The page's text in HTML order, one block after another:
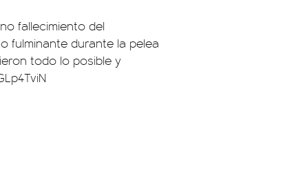
fallecimiento del
fulminante durante la pelea
todo lo posible y